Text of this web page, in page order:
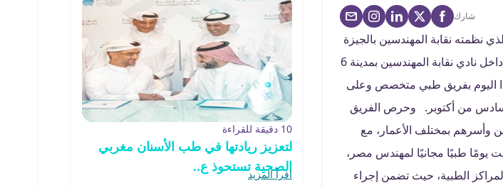
شارك
نقابة المهندسين بالجيزة
بالتنسيق مع لجنة الرعاية الصحية بالنقابة العامة. وشهد اليوم الطبي المجاني الذي أقيم داخل نادي نقابة المهندسين بمدينة 6
اليوم بفريق طبي متخصص وعلى
من أكتوبر. وحرص الفريق
وأسرهم بمختلف الأعمار، مع
يومًا طبيًا مجانيًا لمهندس مصر،
الطبية، حيث تضمن إجراء
10 دقيقة للقراءة
لتعزيز ريادتها في طب الأسنان مغربي
الصحية تستحوذ ع..
اقرأ المزيد